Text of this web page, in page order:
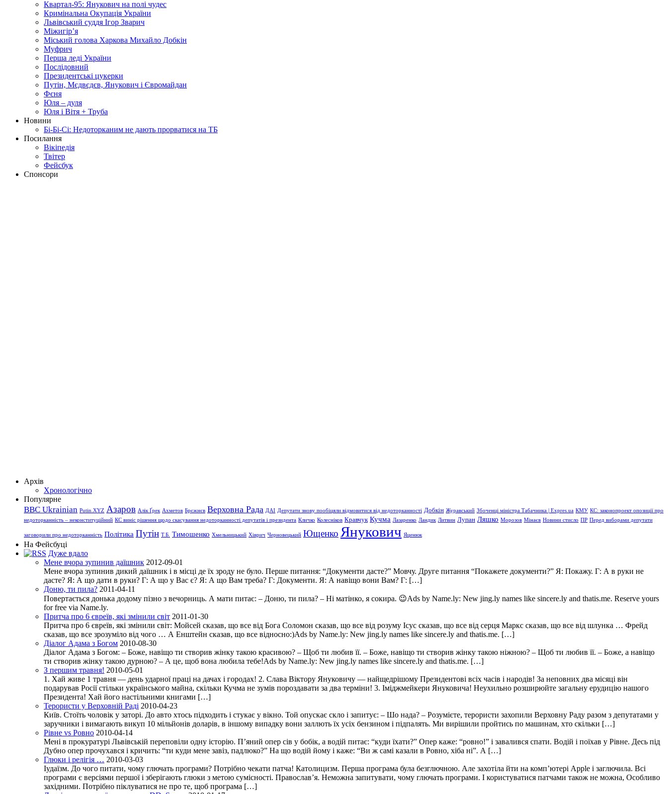
Квартал-95: Янукович на полі чудес
Кримінальна Окупація України
Львівський суддя Ігор Зварич
Міжигір’я
Міський голова Харкова Михайло Добкін
Муфрич
Перша леді України
Послідовний
Президентські цукерки
Путін, Мєдвєдєв, Янукович і Євромайдан
Фєня
Юля – дуля
Юля і Вітя + Труба
Новини
Бі-Бі-Сі: Недоторканим не дають прорватися на ТБ
Посилання
Вікіпедія
Твітер
Фейсбук
Спонсори
Архів
Хронологічно
Популярне
BBC Ukrainian Putin.XYZ Азаров Алік Ґрек Ахметов Брєжнєв Верховна Рада ДАІ Депутати знову пообіцяли відмовитися від недоторканності Добкін Журавський Збоченці міністра Табачника | Expres.ua КМУ КС: законопроект опозиції про
недоторканність – неконституційний КС виніс рішення щодо скасування недоторканності депутатів і президента Кличко Колесніков Кравчук Кучма Лазаренко Ландик Литвин Лупан Ляшко Морозов Мінаєв Новини стисло ПР Перед виборами депутати
заговорили про недоторканність Політика Путін Т.Б. Тимошенко Хмельницький Хіврич Черновецький Ющенко Янукович Яценюк
На Фейсбуці
Дуже вдало
Мене вчора зупинив даїшник 2012-09-01
Мене вчора зупинив дикий даїшник і в місці де їх зроду не було. Перше питання: “Документи дасте?” Мовчу. Друге питання “Покажете документи?” Я: Покажу. Г: А в руки не
дасте? Я: А що дати в руки? Г: А що у Вас є? Я: А що Вам треба? Г: Документи. Я: А навіщо вони Вам? Г: […]
Доню, ти пила? 2011-04-11
Повертається донька додому пізно з вечорниць. А мати питає: – Доню, ти пила? – Ні матінко, я сокира. 😉Ads by Name.ly: New jing.ly names like sincere.ly and thatis.me. Reserve yours
for free via Name.ly.
Притча про 6 євреїв, які змінили світ 2011-01-30
Притча про 6 євреїв, які змінили світ: Мойсей сказав, що все від Бога Соломон сказав, що все від розуму Ісус сказав, що все від серця Маркс сказав, що все від шлунка … Фрейд
сказав, що все зрозуміло від чого … А Енштейн сказав, що все відносно:)Ads by Name.ly: New jing.ly names like sincere.ly and thatis.me. […]
Діалог Адама з Богом 2010-08-30
Діалог Адама з Богом: – Боже, навіщо ти створив жінку такою красивою? – Щоб ти любив її. – Боже, навіщо ти створив жінку такою ніжною? – Щоб ти любив її. – Боже, а навіщо
ти створив жінку такою дурною? – А це, щоб вона любила тебе!Ads by Name.ly: New jing.ly names like sincere.ly and thatis.me. […]
З першим травня! 2010-05-01
1. Хай живе 1 травня — день ударної праці на дачах і городах! 2. Слава Віктору Януковичу — найщедрішому Президентові всіх часів і народів! За неповних два місяці він
подарував Росії стільки українського майна, скільки Кучма не зумів пороздавати за два терміни! 3. Іміджмейкери Януковича! Неухильно розширюйте загальну ерудицію нашого
Президента! Хай його настільними книгами […]
Терористи у Верховній Раді 2010-04-23
Київ. Стоїть чоловік у заторі. До авто хтось підходить і стукає у вікно. Той опускає скло і запитує: – Шо нада? – Розумієте, терористи захопили Верховну Раду разом з депутатами у
заручники і вимагають викуп 10 мільйонів доларів, в іншому випадку вони заллють їх усіх бензином і підпалять. Ми вирішили пройтись по машинам, хто скільки […]
Рівне vs Ровно 2010-04-14
Мені в прокуратурі Львівській переповіли одну історію. П’яний опер сів у бобік, а водій питає: “куди їхати?” Опер каже: “ровно!” і завалився спати. Водій і поїхав у Рівне. Десь під
Дубно опер прочухався і кричить: “ти куди мене завіз, падлюко?” На що водій йому і каже: “Ви ж самі казали в Ровно, хіба ні”. А […]
Глюки і релігія … 2010-03-03
Іудаїзм. До чого питати, чому глючать програми? Потрібно чекати патча! Католицизм. Перша програма була безглючною. Але захотіла йти на комп’ютері Apple і заглючила. Всі
програми є версіями першої і зберігають глюки з метою сумісності. Православ’я. Неможна запитувати, чому глючать програми. І користуватися патчами також не можна, Особливо
західними. Потрібно піклуватися не про те, щоб програма […]